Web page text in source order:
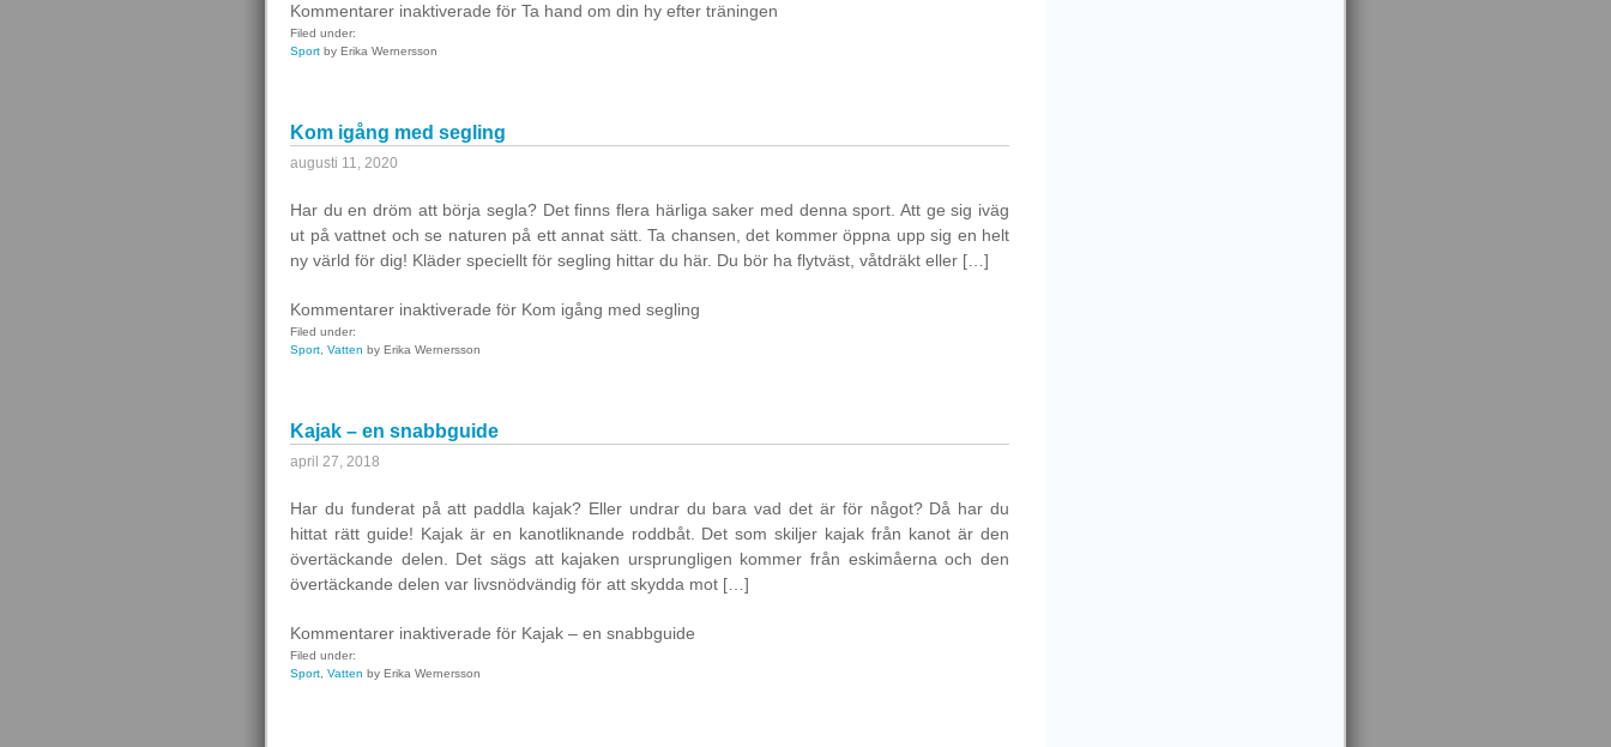
Kommentarer inaktiverade för Ta hand om din hy efter träningen
Filed under:
Sport by Erika Wernersson
Kom igång med segling
augusti 11, 2020
Har du en dröm att börja segla? Det finns flera härliga saker med denna sport. Att ge sig iväg
ut på vattnet och se naturen på ett annat sätt. Ta chansen, det kommer öppna upp sig en helt
ny värld för dig! Kläder speciellt för segling hittar du här. Du bör ha flytväst, våtdräkt eller […]
Kommentarer inaktiverade för Kom igång med segling
Filed under:
Sport Vatten by Erika Wernersson
Kajak – en snabbguide
april 27, 2018
Har du funderat på att paddla kajak? Eller undrar du bara vad det är för något? Då har du
hittat rätt guide! Kajak är en kanotliknande roddbåt. Det som skiljer kajak från kanot är den
övertäckande delen. Det sägs att kajaken ursprungligen kommer från eskimåerna och den
övertäckande delen var livsnödvändig för att skydda mot […]
Kommentarer inaktiverade för Kajak – en snabbguide
Filed under:
Sport Vatten by Erika Wernersson